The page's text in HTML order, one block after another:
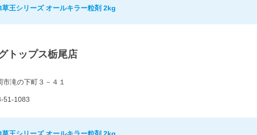
草王シリーズ オールキラー粒剤 2kg
トップス栃尾店
市滝の下町３－４１
51-1083